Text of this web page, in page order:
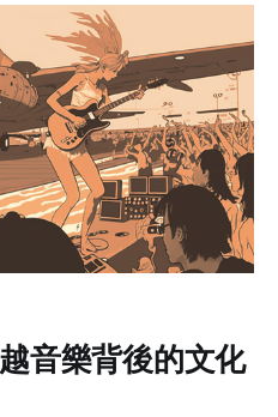
音樂背後的文化